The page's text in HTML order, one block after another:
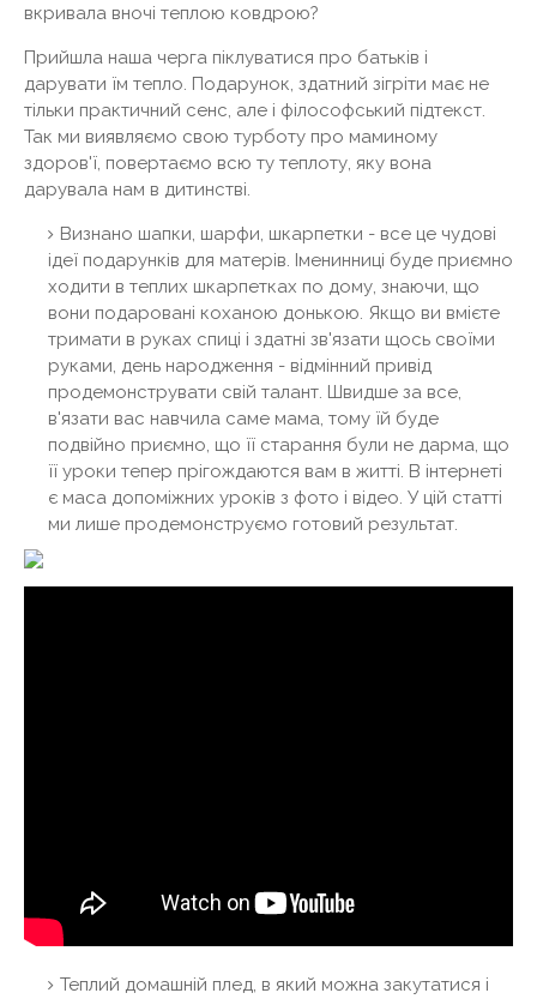
вкривала вночі теплою ковдрою?
Прийшла наша черга піклуватися про батьків і
дарувати їм тепло. Подарунок, здатний зігріти має не
тільки практичний сенс, але і філософський підтекст.
Так ми виявляємо свою турботу про маминому
здоров'ї, повертаємо всю ту теплоту, яку вона
дарувала нам в дитинстві.
Визнано шапки, шарфи, шкарпетки - все це чудові
ідеї подарунків для матерів. Іменинниці буде приємно
ходити в теплих шкарпетках по дому, знаючи, що
вони подаровані коханою донькою. Якщо ви вмієте
тримати в руках спиці і здатні зв'язати щось своїми
руками, день народження - відмінний привід
продемонструвати свій талант. Швидше за все,
в'язати вас навчила саме мама, тому їй буде
подвійно приємно, що її старання були не дарма, що
її уроки тепер прігождаются вам в житті. В інтернеті
є маса допоміжних уроків з фото і відео. У цій статті
ми лише продемонструємо готовий результат.
Теплий домашній плед, в який можна закутатися і